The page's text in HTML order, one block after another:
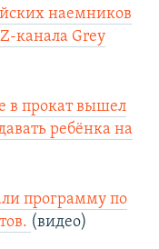
наемников
канала Grey
в прокат вышел
ребёнка на
программу по
(видео)